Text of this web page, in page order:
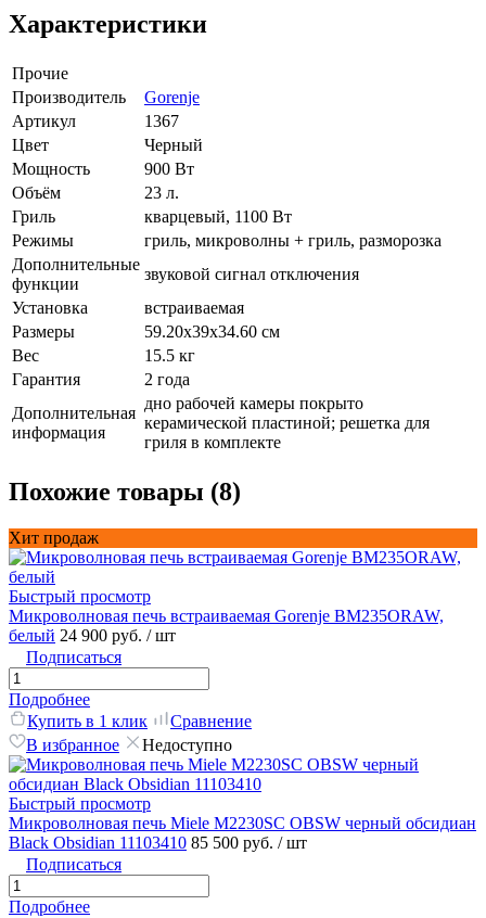
Характеристики
Прочие
Производитель
Gorenje
Артикул
1367
Цвет
Черный
Мощность
900 Вт
Объём
23 л.
Гриль
кварцевый, 1100 Вт
Режимы
гриль, микроволны + гриль, разморозка
Дополнительные
функции
звуковой сигнал отключения
Установка
встраиваемая
Размеры
59.20x39x34.60 см
Вес
15.5 кг
Гарантия
2 года
Дополнительная
информация
дно рабочей камеры покрыто
керамической пластиной; решетка для
гриля в комплекте
Похожие товары (8)
Хит продаж
Быстрый просмотр
Микроволновая печь встраиваемая Gorenje BM235ORAW,
белый 24 900 руб. / шт
Подписаться
Подробнее
Купить в 1 клик
Сравнение
В избранное
Недоступно
Быстрый просмотр
Микроволновая печь Miele M2230SC OBSW черный обсидиан
Black Obsidian 11103410 85 500 руб. / шт
Подписаться
Подробнее